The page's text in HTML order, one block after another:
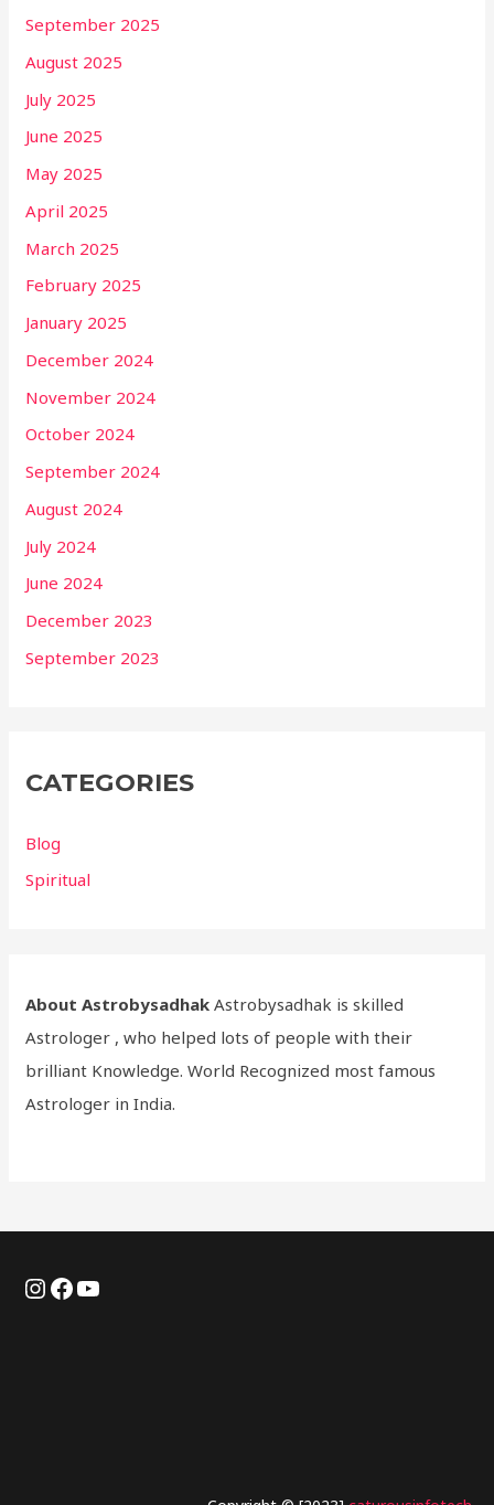
September 2025
August 2025
July 2025
June 2025
May 2025
April 2025
March 2025
February 2025
January 2025
December 2024
November 2024
October 2024
September 2024
August 2024
July 2024
June 2024
December 2023
September 2023
CATEGORIES
Blog
Spiritual
About Astrobysadhak Astrobysadhak is skilled
Astrologer , who helped lots of people with their
brilliant Knowledge. World Recognized most famous
Astrologer in India.